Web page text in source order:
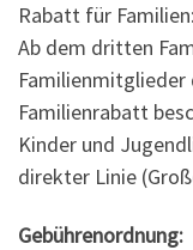
Rabatt für Familien:
Ab dem dritten
Familienmitglieder
Familienrabatt
Kinder und
direkter Linie
Gebührenordnung: